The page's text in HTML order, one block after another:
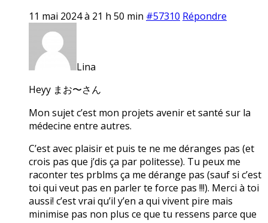
11 mai 2024 à 21 h 50 min #57310 Répondre
Lina
Heyy まお〜さん
Mon sujet c’est mon projets avenir et santé sur la
médecine entre autres.
C’est avec plaisir et puis te ne me déranges pas (et
crois pas que j’dis ça par politesse). Tu peux me
raconter tes prblms ça me dérange pas (sauf si c’est
toi qui veut pas en parler te force pas !!!). Merci à toi
aussi! c’est vrai qu’il y’en a qui vivent pire mais
minimise pas non plus ce que tu ressens parce que